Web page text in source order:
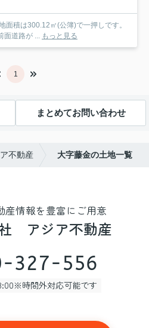
面積は300.12㎡(公簿)で一押しです。
面道路が ... もっと見る
1
まとめてお問い合わせ
不動産 大字藤金の土地一覧
産情報を豊富にご用意
アジア不動産
327-556
時間外対応可能です